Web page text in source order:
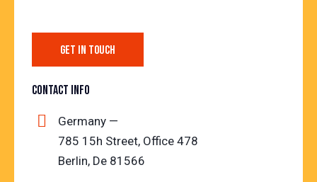
CONTACT INFO
Germany —
785 15h Street, Office 478
Berlin, De 81566